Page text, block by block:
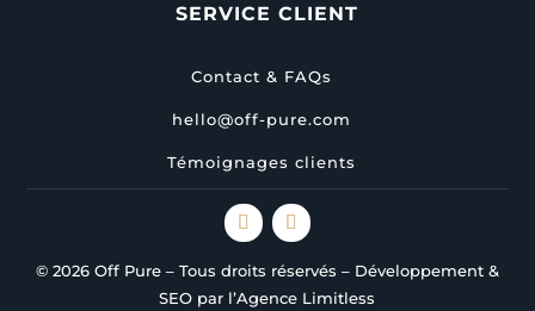
SERVICE CLIENT
Contact & FAQs
hello@off-pure.com
Témoignages clients
© 2026 Off Pure – Tous droits réservés – Développement &
SEO par l’Agence Limitless